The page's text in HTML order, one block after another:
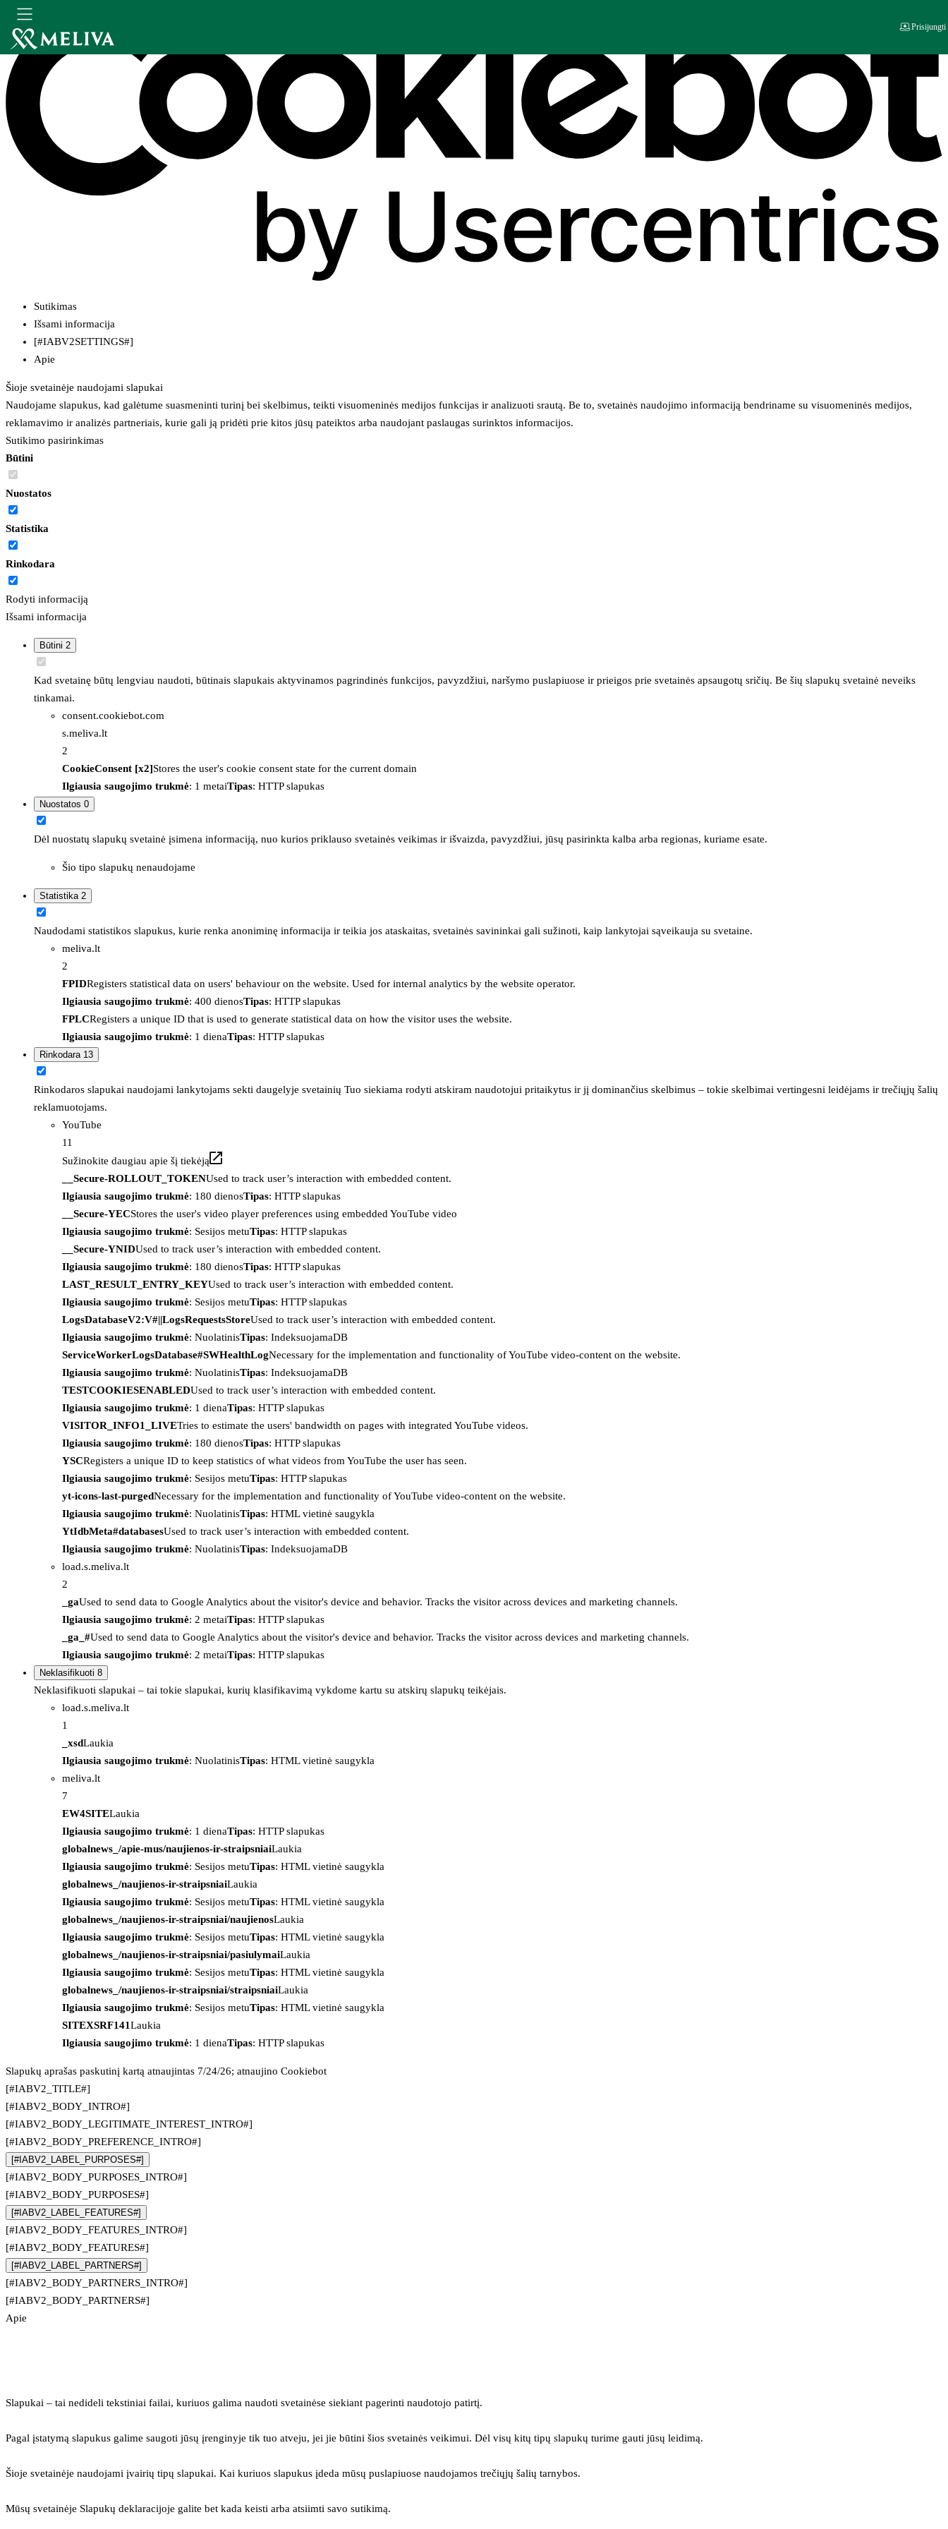
Sutikimas
Išsami informacija
[#IABV2SETTINGS#]
Apie
Šioje svetainėje naudojami slapukai
Naudojame slapukus, kad galėtume suasmeninti turinį bei skelbimus, teikti visuomeninės medijos funkcijas ir analizuoti srautą. Be to, svetainės naudojimo informaciją bendriname su visuomeninės medijos,
reklamavimo ir analizės partneriais, kurie gali ją pridėti prie kitos jūsų pateiktos arba naudojant paslaugas surinktos informacijos.
Sutikimo pasirinkimas
Būtini
Nuostatos
Statistika
Rinkodara
Rodyti informaciją
Išsami informacija
Būtini 2
Kad svetainę būtų lengviau naudoti, būtinais slapukais aktyvinamos pagrindinės funkcijos, pavyzdžiui, naršymo puslapiuose ir prieigos prie svetainės apsaugotų sričių. Be šių slapukų svetainė neveiks
tinkamai.
consent.cookiebot.com
s.meliva.lt
2
CookieConsent [x2]Stores the user's cookie consent state for the current domain
Ilgiausia saugojimo trukmė: 1 metaiTipas: HTTP slapukas
Nuostatos 0
Dėl nuostatų slapukų svetainė įsimena informaciją, nuo kurios priklauso svetainės veikimas ir išvaizda, pavyzdžiui, jūsų pasirinkta kalba arba regionas, kuriame esate.
Šio tipo slapukų nenaudojame
Statistika 2
Naudodami statistikos slapukus, kurie renka anoniminę informacija ir teikia jos ataskaitas, svetainės savininkai gali sužinoti, kaip lankytojai sąveikauja su svetaine.
meliva.lt
2
FPIDRegisters statistical data on users' behaviour on the website. Used for internal analytics by the website operator.
Ilgiausia saugojimo trukmė: 400 dienosTipas: HTTP slapukas
FPLCRegisters a unique ID that is used to generate statistical data on how the visitor uses the website.
Ilgiausia saugojimo trukmė: 1 dienaTipas: HTTP slapukas
Rinkodara 13
Rinkodaros slapukai naudojami lankytojams sekti daugelyje svetainių Tuo siekiama rodyti atskiram naudotojui pritaikytus ir jį dominančius skelbimus – tokie skelbimai vertingesni leidėjams ir trečiųjų šalių
reklamuotojams.
YouTube
11
Sužinokite daugiau apie šį tiekėją
__Secure-ROLLOUT_TOKENUsed to track user’s interaction with embedded content.
Ilgiausia saugojimo trukmė: 180 dienosTipas: HTTP slapukas
__Secure-YECStores the user's video player preferences using embedded YouTube video
Ilgiausia saugojimo trukmė: Sesijos metuTipas: HTTP slapukas
__Secure-YNIDUsed to track user’s interaction with embedded content.
Ilgiausia saugojimo trukmė: 180 dienosTipas: HTTP slapukas
LAST_RESULT_ENTRY_KEYUsed to track user’s interaction with embedded content.
Ilgiausia saugojimo trukmė: Sesijos metuTipas: HTTP slapukas
LogsDatabaseV2:V#||LogsRequestsStoreUsed to track user’s interaction with embedded content.
Ilgiausia saugojimo trukmė: NuolatinisTipas: IndeksuojamaDB
ServiceWorkerLogsDatabase#SWHealthLogNecessary for the implementation and functionality of YouTube video-content on the website.
Ilgiausia saugojimo trukmė: NuolatinisTipas: IndeksuojamaDB
TESTCOOKIESENABLEDUsed to track user’s interaction with embedded content.
Ilgiausia saugojimo trukmė: 1 dienaTipas: HTTP slapukas
VISITOR_INFO1_LIVETries to estimate the users' bandwidth on pages with integrated YouTube videos.
Ilgiausia saugojimo trukmė: 180 dienosTipas: HTTP slapukas
YSCRegisters a unique ID to keep statistics of what videos from YouTube the user has seen.
Ilgiausia saugojimo trukmė: Sesijos metuTipas: HTTP slapukas
yt-icons-last-purgedNecessary for the implementation and functionality of YouTube video-content on the website.
Ilgiausia saugojimo trukmė: NuolatinisTipas: HTML vietinė saugykla
YtIdbMeta#databasesUsed to track user’s interaction with embedded content.
Ilgiausia saugojimo trukmė: NuolatinisTipas: IndeksuojamaDB
load.s.meliva.lt
2
_gaUsed to send data to Google Analytics about the visitor's device and behavior. Tracks the visitor across devices and marketing channels.
Ilgiausia saugojimo trukmė: 2 metaiTipas: HTTP slapukas
_ga_#Used to send data to Google Analytics about the visitor's device and behavior. Tracks the visitor across devices and marketing channels.
Ilgiausia saugojimo trukmė: 2 metaiTipas: HTTP slapukas
Neklasifikuoti 8
Neklasifikuoti slapukai – tai tokie slapukai, kurių klasifikavimą vykdome kartu su atskirų slapukų teikėjais.
load.s.meliva.lt
1
_xsdLaukia
Ilgiausia saugojimo trukmė: NuolatinisTipas: HTML vietinė saugykla
meliva.lt
7
EW4SITELaukia
Ilgiausia saugojimo trukmė: 1 dienaTipas: HTTP slapukas
globalnews_/apie-mus/naujienos-ir-straipsniaiLaukia
Ilgiausia saugojimo trukmė: Sesijos metuTipas: HTML vietinė saugykla
globalnews_/naujienos-ir-straipsniaiLaukia
Ilgiausia saugojimo trukmė: Sesijos metuTipas: HTML vietinė saugykla
globalnews_/naujienos-ir-straipsniai/naujienosLaukia
Ilgiausia saugojimo trukmė: Sesijos metuTipas: HTML vietinė saugykla
globalnews_/naujienos-ir-straipsniai/pasiulymaiLaukia
Ilgiausia saugojimo trukmė: Sesijos metuTipas: HTML vietinė saugykla
globalnews_/naujienos-ir-straipsniai/straipsniaiLaukia
Ilgiausia saugojimo trukmė: Sesijos metuTipas: HTML vietinė saugykla
SITEXSRF141Laukia
Ilgiausia saugojimo trukmė: 1 dienaTipas: HTTP slapukas
Slapukų aprašas paskutinį kartą atnaujintas 7/24/26; atnaujino Cookiebot
[#IABV2_TITLE#]
[#IABV2_BODY_INTRO#]
[#IABV2_BODY_LEGITIMATE_INTEREST_INTRO#]
[#IABV2_BODY_PREFERENCE_INTRO#]
[#IABV2_LABEL_PURPOSES#]
[#IABV2_BODY_PURPOSES_INTRO#]
[#IABV2_BODY_PURPOSES#]
[#IABV2_LABEL_FEATURES#]
[#IABV2_BODY_FEATURES_INTRO#]
[#IABV2_BODY_FEATURES#]
[#IABV2_LABEL_PARTNERS#]
[#IABV2_BODY_PARTNERS_INTRO#]
[#IABV2_BODY_PARTNERS#]
Apie
Slapukai – tai nedideli tekstiniai failai, kuriuos galima naudoti svetainėse siekiant pagerinti naudotojo patirtį.
Pagal įstatymą slapukus galime saugoti jūsų įrenginyje tik tuo atveju, jei jie būtini šios svetainės veikimui. Dėl visų kitų tipų slapukų turime gauti jūsų leidimą.
Šioje svetainėje naudojami įvairių tipų slapukai. Kai kuriuos slapukus įdeda mūsų puslapiuose naudojamos trečiųjų šalių tarnybos.
Mūsų svetainėje Slapukų deklaracijoje galite bet kada keisti arba atsiimti savo sutikimą.
Prisijungti